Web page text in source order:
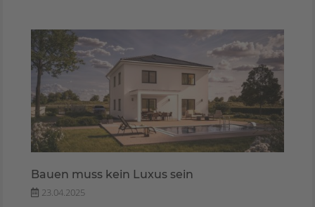
Bauen muss kein Luxus sein
23.04.2025